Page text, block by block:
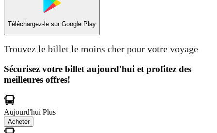
Téléchargez-le sur Google Play
Trouvez le billet le moins cher pour votre voyage
Sécurisez votre billet aujourd'hui et profitez des
meilleures offres!
Aujourd'hui Plus
Acheter